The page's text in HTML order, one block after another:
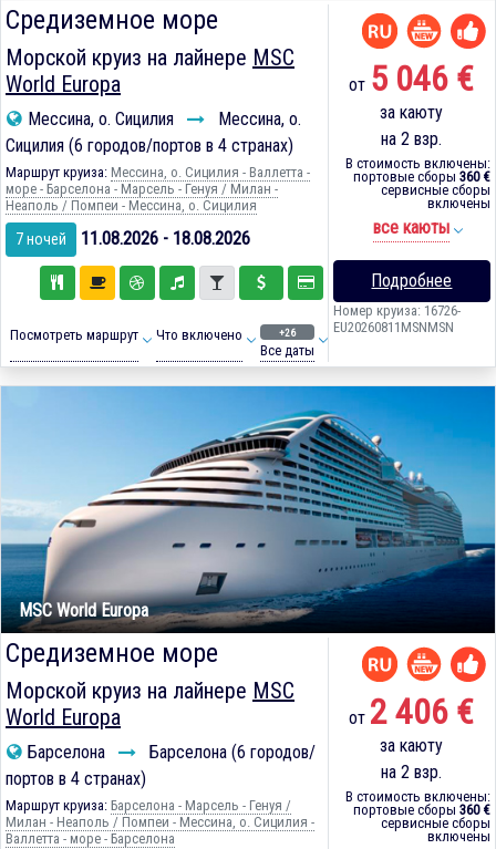
Средиземное море
Морской круиз на лайнере MSC
World Europa
Мессина, о. Сицилия
Мессина, о.
Сицилия (6 городов/портов в 4 странах)
Маршрут круиза: Мессина, о. Сицилия - Валлетта -
море - Барселона - Марсель - Генуя / Милан -
Неаполь / Помпеи - Мессина, о. Сицилия
7 ночей 11.08.2026 - 18.08.2026
Посмотреть маршрут Что включено +26
Все даты
от 5 046 €
за каюту
на 2 взр.
В стоимость включены:
портовые сборы 360 €
сервисные сборы
включены
все каюты
Подробнее
Номер круиза: 16726-
EU20260811MSNMSN
MSC World Europa
Средиземное море
Морской круиз на лайнере MSC
World Europa
Барселона
Барселона (6 городов/
портов в 4 странах)
Маршрут круиза: Барселона - Марсель - Генуя /
Милан - Неаполь / Помпеи - Мессина, о. Сицилия -
Валлетта - море - Барселона
от 2 406 €
за каюту
на 2 взр.
В стоимость включены:
портовые сборы 360 €
сервисные сборы
включены